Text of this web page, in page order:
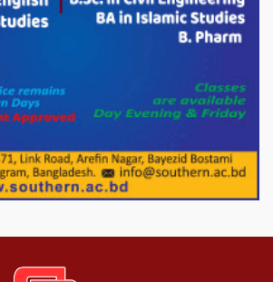
সৌজন্য সাক্ষাৎ।
পাটগ্রামে জুলাই অভ্যুত্থান দিবস উপলক্ষে
পোরশায় গণঅভ্যুত্থান দিবসে শহিদ ও জুলাই
১১ দলীয় ঐক্য পোরশা উপজেলা শাখার